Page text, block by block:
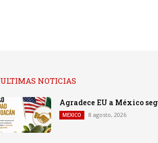
ULTIMAS NOTICIAS
Agradece EU a México
MEXICO 8 agosto, 2026